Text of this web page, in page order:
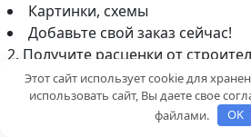
Картинки, схемы
Добавьте свой заказ сейчас!
2. Получите расценки от
заказ будет подтвержден, вы
предложения от строителей,
вашей работе. Сравните цены и
Этот сайт использует cookie для
использовать сайт, Вы даете свое
файлами.
OK